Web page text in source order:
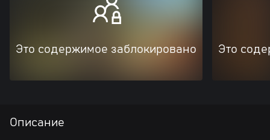
Это содержимое заблокировано Это
Описание